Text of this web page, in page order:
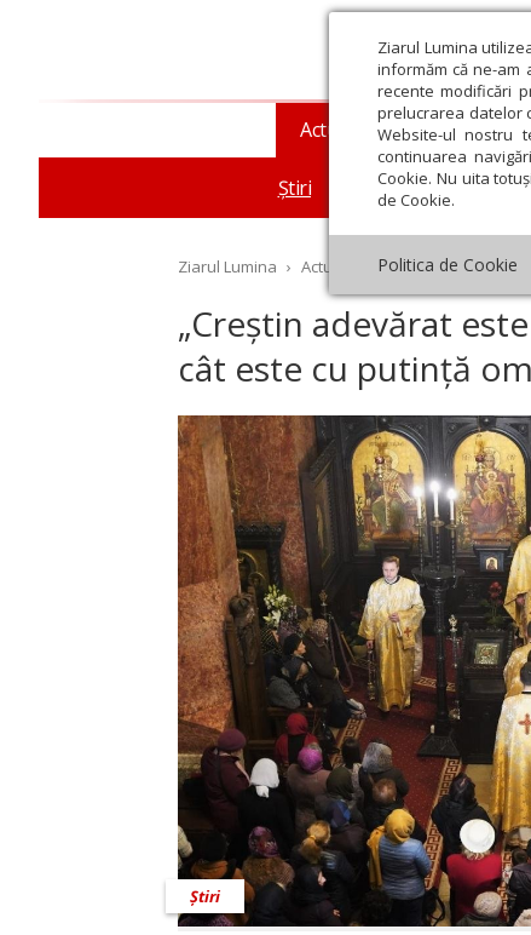
Ziarul Lumina
informăm că ne-am
recente modificări
prelucrarea datelor
Website-ul nostru
continuarea
Cookie. Nu uita
de Cookie.
Politica de Cookie
Actualitate religioasă
Știri Mesaje și cuvântări
Ziarul Lumina › Actualitate religioasă › Știri ›
„Creștin adevărat
cât este cu putință
Știri
Decembrie